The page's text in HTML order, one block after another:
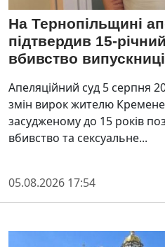
На Тернопільщині
підтвердив 15-
вбивство випускниці
Апеляційний суд 5 серпня
змін вирок жителю
засудженому до 15 років
вбивство та сексуальне...
05.08.2026 17:54